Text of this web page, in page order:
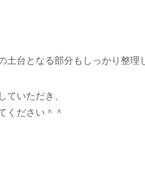
土台となる部分もしっかり整理
ていただき、
ください＾＾